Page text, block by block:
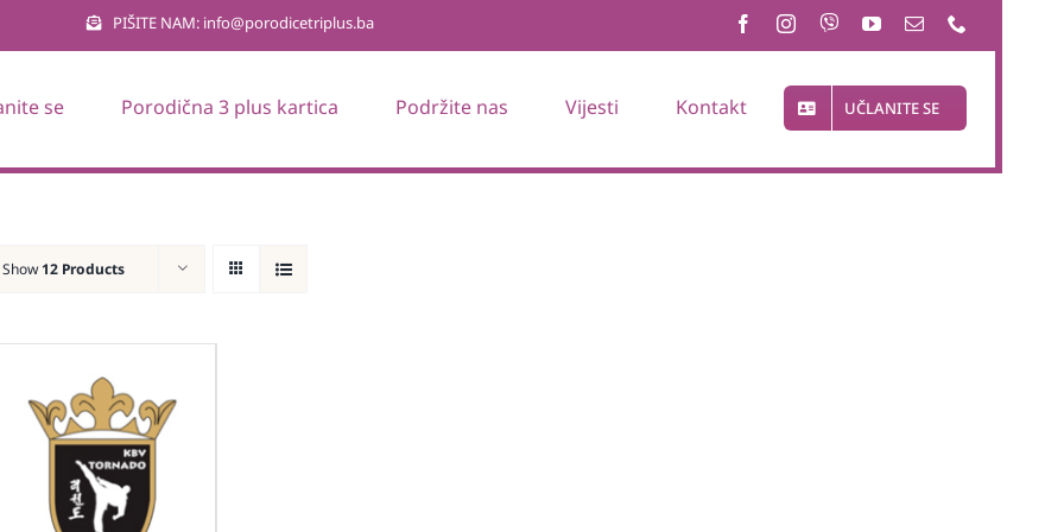
PIŠITE NAM: info@porodicetriplus.ba
se Porodična 3 plus kartica Podržite nas Vijesti Kontakt UČLANITE SE
Show 12 Products